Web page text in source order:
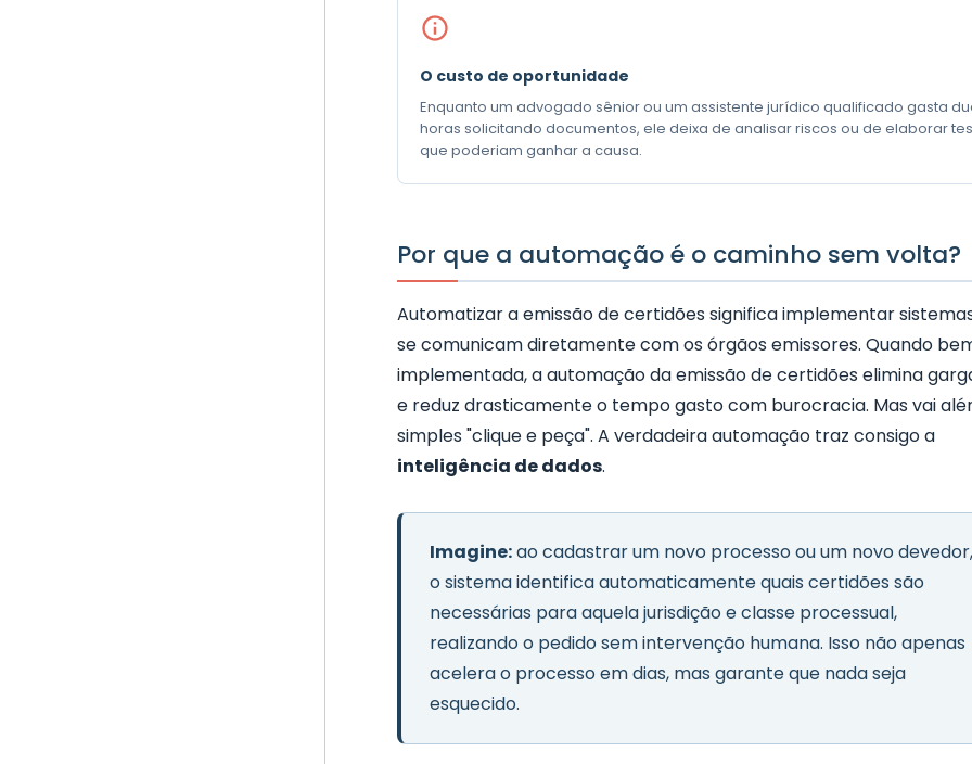
O custo de oportunidade
Enquanto um advogado sênior ou um assistente jurídico qualificado gasta
horas solicitando documentos, ele deixa de analisar riscos ou de elaborar
que poderiam ganhar a causa.
Por que a automação é o caminho sem volta?
Automatizar a emissão de certidões significa implementar
se comunicam diretamente com os órgãos emissores. Quando
implementada, a automação da emissão de certidões elimina
e reduz drasticamente o tempo gasto com burocracia. Mas vai
simples "clique e peça". A verdadeira automação traz consigo a
inteligência de dados.
Imagine:ao cadastrar um novo processo ou um novo devedor,
o sistema identifica automaticamente quais certidões são
necessárias para aquela jurisdição e classe processual,
realizando o pedido sem intervenção humana. Isso não apenas
acelera o processo em dias, mas garante que nada seja
esquecido.